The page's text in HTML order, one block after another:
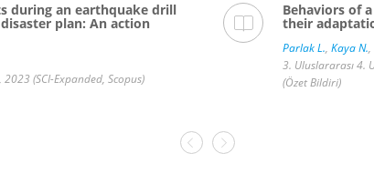
during an earthquake drill
plan: An action
(SCI-Expanded, Scopus)
Behaviors of
their
Parlak L., Kaya N.,
3. Uluslararası 4.
(Özet Bildiri)